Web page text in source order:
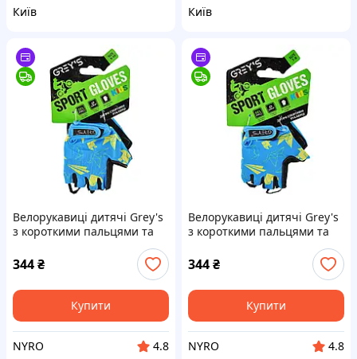
Київ
Київ
Велорукавиці дитячі Grey's
з короткими пальцями та
гелевими вставками, синьо-
чорні (розмір 9-10) GR18723
cx.
344₴
Купити
NYRO
4.8
Велорукавиці дитячі Grey's
з короткими пальцями та
гелевими вставками, синьо-
чорні (розмір 7-8) GR18722
cx.
344₴
Купити
NYRO
4.8